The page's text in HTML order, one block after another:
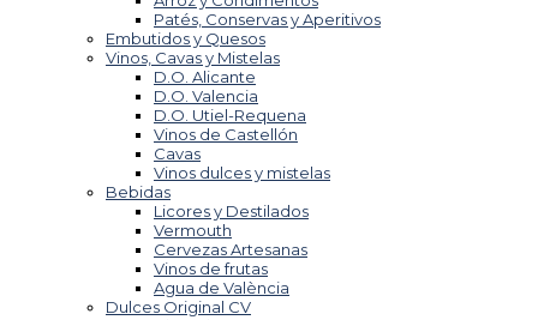
Patés, Conservas y Aperitivos
Embutidos y Quesos
Vinos, Cavas y Mistelas
D.O. Alicante
D.O. Valencia
D.O. Utiel-Requena
Vinos de Castellón
Cavas
Vinos dulces y mistelas
Bebidas
Licores y Destilados
Vermouth
Cervezas Artesanas
Vinos de frutas
Agua de València
Dulces Original CV